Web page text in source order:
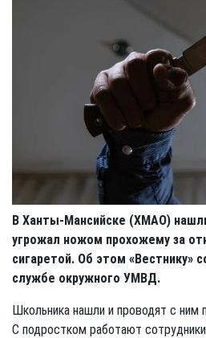
В Ханты-Мансийске (ХМАО)
угрожал ножом прохожему за
сигаретой. Об этом «Вестнику»
службе окружного УМВД.
Школьника нашли и проводят с ним
С подростком работают